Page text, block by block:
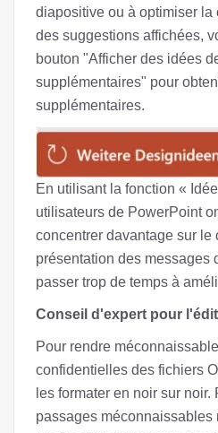
diapositive ou à optimiser la
des suggestions affichées,
bouton "Afficher des idées
supplémentaires" pour
supplémentaires.
En utilisant la fonction «
utilisateurs de PowerPoint
concentrer davantage sur le
présentation des messages
passer trop de temps à
Conseil d'expert pour
Pour rendre
confidentielles des fichiers
les formater en noir sur
passages méconnaissables